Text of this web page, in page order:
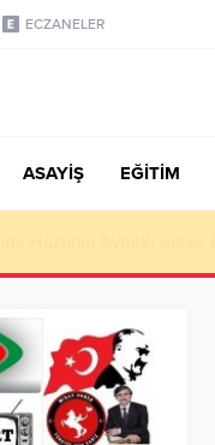
ECZANELER
ASAYİŞ EĞİTİM